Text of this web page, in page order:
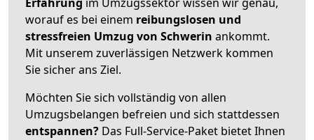
worauf es bei einem reibungslosen und
stressfreien Umzug von Schwerin ankommt.
Mit unserem zuverlässigen Netzwerk kommen
Sie sicher ans Ziel.
Möchten Sie sich vollständig von allen
Umzugsbelangen befreien und sich stattdessen
entspannen? Das Full-Service-Paket bietet Ihnen